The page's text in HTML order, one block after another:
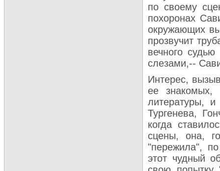
по своему
похоронах
окружающих
прозвучит
вечного
слезами,--
Интерес,
ее знакомых,
литературы,
Тургенева,
когда
сцены, она,
"пережила",
этот чудный